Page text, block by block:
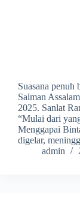
Suasana penuh
Salman
2025. Sanlat
“Mulai dari
Menggapai
digelar,
admin